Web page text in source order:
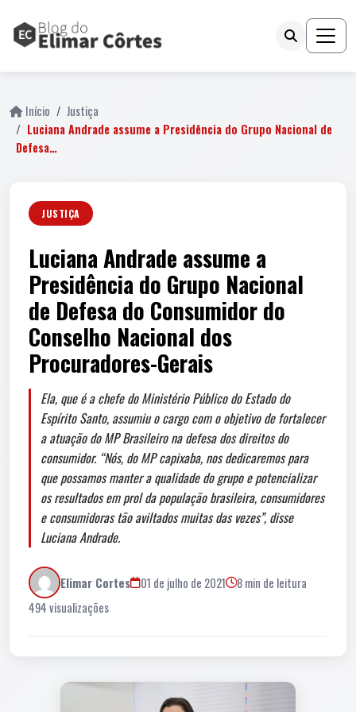
Início
Justiça
Luciana Andrade assume a Presidência do Grupo Nacional de
Defesa…
JUSTIÇA
Luciana Andrade assume a
Presidência do Grupo Nacional
de Defesa do Consumidor do
Conselho Nacional dos
Procuradores-Gerais
Ela, que é a chefe do Ministério Público do Estado do
Espírito Santo, assumiu o cargo com o objetivo de fortalecer
a atuação do MP Brasileiro na defesa dos direitos do
consumidor. “Nós, do MP capixaba, nos dedicaremos para
que possamos manter a qualidade do grupo e potencializar
os resultados em prol da população brasileira, consumidores
e consumidoras tão aviltados muitas das vezes”, disse
Luciana Andrade.
Elimar Cortes 01 de julho de 2021
8 min de leitura
494 visualizações